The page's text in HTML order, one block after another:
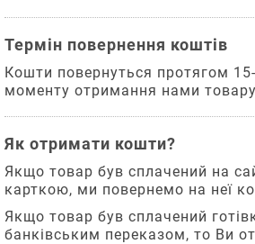
скривиться
Дитячі
стопи
ростуть
Інколи
ріст
стопи
довжину
може
Насолоджуйтеся
покупкою
пошта»
Компанія
«Нова
пошта»
клієнтам
декілька
зручних
способів
отримати
відправлення:
У
на
системи
безпечних
платежів,
зможете
підтвердити
оплату.
При
30
з
дня
продажу
через
роздрібну
мережу
або
початку
Термін повернення коштів
Кошти повернуться протягом
моменту отримання нами
Як отримати кошти?
Якщо товар був сплачений на
карткою, ми повернемо на неї
Якщо товар був сплачений
банківським переказом, то Ви